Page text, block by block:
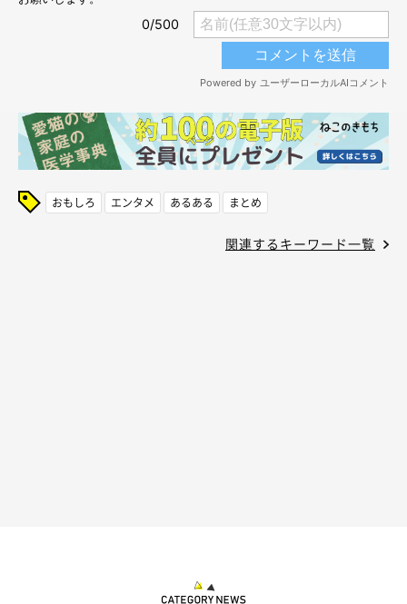
おもしろ エンタメ あるある まとめ
関連するキーワード一覧